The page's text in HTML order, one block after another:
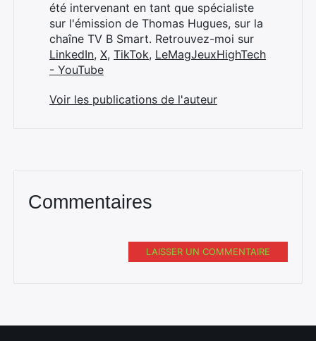
été intervenant en tant que spécialiste
sur l'émission de Thomas Hugues, sur la
chaîne TV B Smart. Retrouvez-moi sur
LinkedIn, X, TikTok, LeMagJeuxHighTech
- YouTube
Voir les publications de l'auteur
Commentaires
LAISSER UN COMMENTAIRE